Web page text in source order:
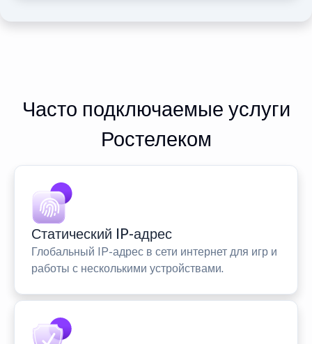
Часто подключаемые услуги
Ростелеком
Статический IP-адрес
Глобальный IP-адрес в сети интернет для игр и
работы с несколькими устройствами.